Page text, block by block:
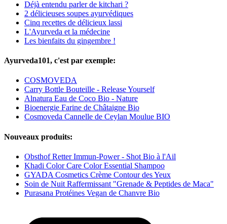
Déjà entendu parler de kitchari ?
2 délicieuses soupes ayurvédiques
Cinq recettes de délicieux lassi
L'Ayurveda et la médecine
Les bienfaits du gingembre !
Ayurveda101, c'est par exemple:
COSMOVEDA
Carry Bottle Bouteille - Release Yourself
Alnatura Eau de Coco Bio - Nature
Bioenergie Farine de Châtaigne Bio
Cosmoveda Cannelle de Ceylan Moulue BIO
Nouveaux produits:
Obsthof Retter Immun-Power - Shot Bio à l'Ail
Khadi Color Care Color Essential Shampoo
GYADA Cosmetics Crème Contour des Yeux
Soin de Nuit Raffermissant "Grenade & Peptides de Maca"
Purasana Protéines Vegan de Chanvre Bio